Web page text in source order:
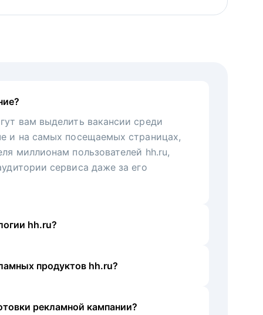
вам выделить вакансии среди
и на самых посещаемых страницах,
миллионам пользователей hh.ru,
сервиса даже за его
hh.ru?
продуктов hh.ru?
рекламной кампании?